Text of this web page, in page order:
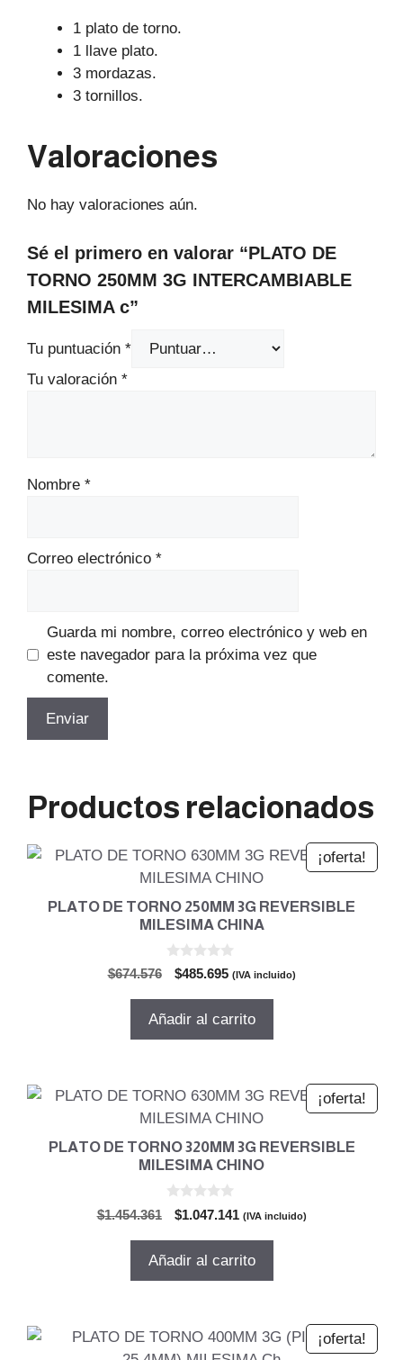
1 plato de torno.
1 llave plato.
3 mordazas.
3 tornillos.
Valoraciones
No hay valoraciones aún.
Sé el primero en valorar “PLATO DE
TORNO 250MM 3G INTERCAMBIABLE
MILESIMA c”
Tu puntuación *
Tu valoración *
Nombre *
Correo electrónico *
Guarda mi nombre, correo electrónico y web en
este navegador para la próxima vez que
comente.
Productos relacionados
¡oferta!
PLATO DE TORNO 250MM 3G REVERSIBLE
MILESIMA CHINA
$674.576
El
original
$485.695El
actual
(IVA incluido)
Añadir al carrito
¡oferta!
PLATO DE TORNO 320MM 3G REVERSIBLE
MILESIMA CHINO
$1.454.361
El
original
$1.047.141 El
actual
(IVA incluido)
Añadir al carrito
¡oferta!